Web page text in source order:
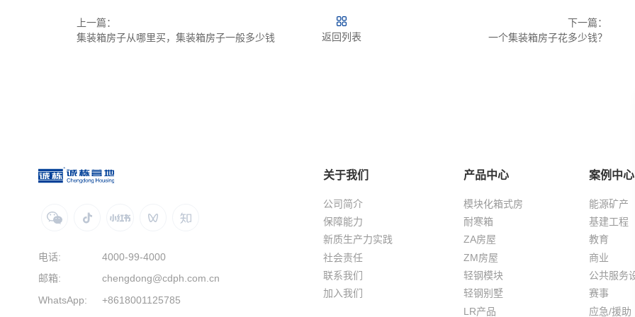
上一篇：
集装箱房子从哪里买，集装箱房子一般多少钱
返回列表
下一篇：
一个集装箱房子花多少钱？
电话:
4000-99-4000
邮箱:
chengdong@cdph.com.cn
WhatsApp:
+8618001125785
关于我们
公司简介
保障能力
新质生产力实践
社会责任
联系我们
加入我们
产品中心
模块化箱式房
耐寒箱
ZA房屋
ZM房屋
轻钢模块
轻钢别墅
LR产品
案例中心
能源矿产
基建工程
教育
商业
公共服务
赛事
应急/援助